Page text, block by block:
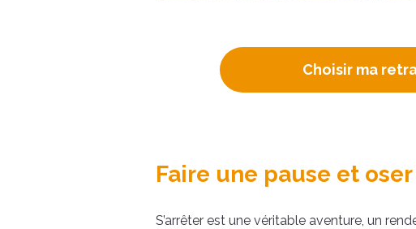
Choisir ma
Faire une pause et
S’arrêter est une véritable aventure, un